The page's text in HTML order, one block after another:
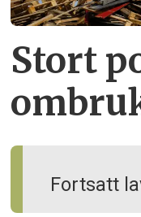
Stort
Fortsatt